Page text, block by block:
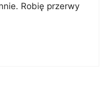
Robię przerwy